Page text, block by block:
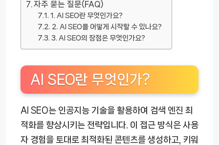
자주 묻는 질문(FAQ)
1. AI SEO란 무엇인가요?
2. AI SEO를 어떻게 시작할 수 있나요?
3. AI SEO의 장점은 무엇인가요?
AI SEO란 무엇인가?
AI SEO는 인공지능 기술을 활용하여 검색 엔진 최
적화를 향상시키는 전략입니다. 이 접근 방식은 사용
자 경험을 토대로 최적화된 콘텐츠를 생성하고, 키워